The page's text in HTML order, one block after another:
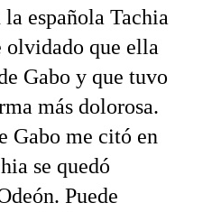
española Tachia
olvidado que ella
Gabo y que tuvo
más dolorosa.
Gabo me citó en
se quedó
Puede